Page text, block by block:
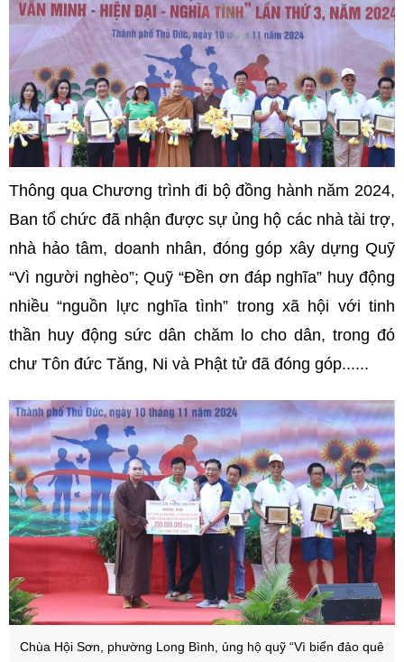
Thông qua Chương trình đi bộ đồng hành năm 2024,
Ban tổ chức đã nhận được sự ủng hộ các nhà tài trợ,
nhà hảo tâm, doanh nhân, đóng góp xây dựng Quỹ
“Vì người nghèo”; Quỹ “Đền ơn đáp nghĩa” huy động
nhiều “nguồn lực nghĩa tình” trong xã hội với tinh
thần huy động sức dân chăm lo cho dân, trong đó
chư Tôn đức Tăng, Ni và Phật tử đã đóng góp......
Chùa Hội Sơn, phường Long Bình, ủng hộ quỹ “Vì biển đảo quê